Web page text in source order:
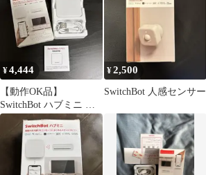
¥4,444
【動作OK品】
SwitchBot ハブミニ ス
マートリモコン 本体
¥2,500
SwitchBot 人感センサー